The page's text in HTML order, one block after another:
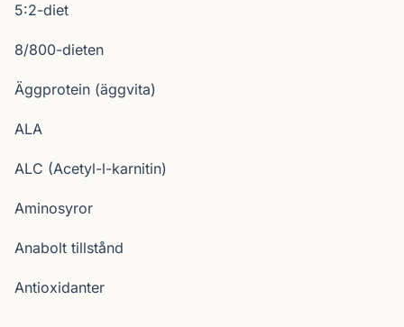
5:2-diet
8/800-dieten
Äggprotein (äggvita)
ALA
ALC (Acetyl-l-karnitin)
Aminosyror
Anabolt tillstånd
Antioxidanter